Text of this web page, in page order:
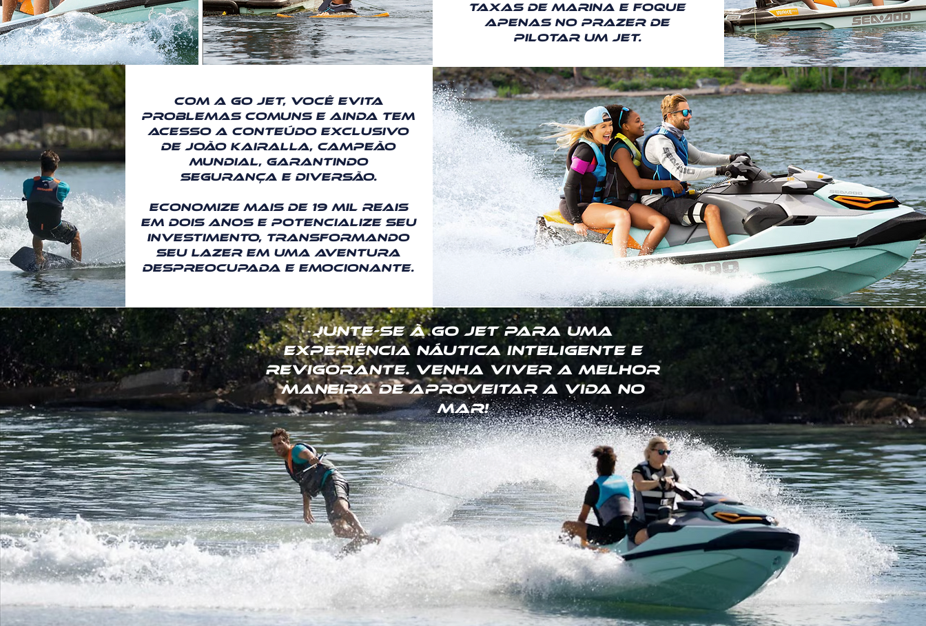
taxas de marina e foque
apenas no prazer de
pilotar um Jet.
Com a Go Jet, você evita
problemas comuns e ainda tem
acesso a conteúdo exclusivo
de João Kairalla, campeão
mundial, garantindo
segurança e diversão.
Economize mais de 19 mil reais
em dois anos e potencialize seu
investimento, transformando
seu lazer em uma aventura
despreocupada e emocionante.
Junte-se à Go Jet para uma
experiência náutica inteligente e
revigorante. Venha viver a melhor
maneira de aproveitar a vida no
mar!